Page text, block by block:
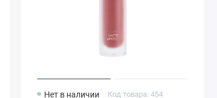
Нет в наличии Код товара: 454